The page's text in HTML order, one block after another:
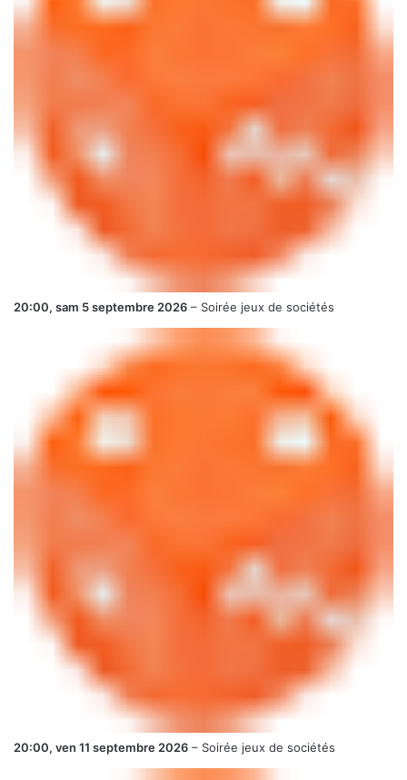
20:00, sam 5 septembre 2026 – Soirée jeux de sociétés
20:00, ven 11 septembre 2026 – Soirée jeux de sociétés